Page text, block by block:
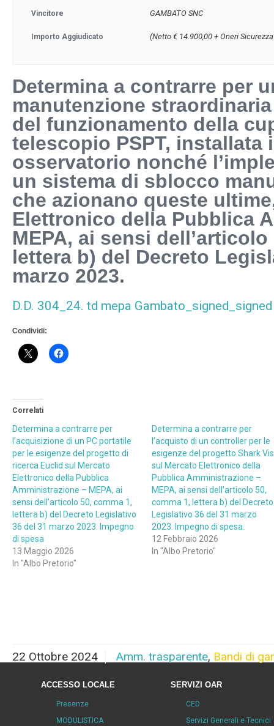
Vincitore GAMBATO SNC
Importo Aggiudicato (Netto € 14.900,00 + Oneri
Determina a contrarre per
manutenzione
del funzionamento della
telescopio PSPT, installata
osservatorio nonché
un sistema di sblocco
che azionano queste
Elettronico della Pubblica
MEPA, ai sensi
lettera b) del Decreto
marzo 2023.
D.D. 304_24. td mepa
Condividi:
Correlati
Determina a contrarre per
l’acquisizione di un PC portatile
per le esigenze del progetto di
ricerca Euclid sul Mercato
Elettronico della Pubblica
Amministrazione – MEPA, ai
sensi dell’articolo 50, comma 1,
lettera b) del Decreto Legislativo
36 del 31 marzo 2023. Impegno
di spesa
13 Maggio 2026
In "Albo Pretorio"
Determina a contrarre per
l’acquisto di un controller per le
esigenze del progetto Shark Vis
sul Mercato Elettronico della
Pubblica Amministrazione –
MEPA, ai sensi dell’articolo 50,
comma 1, lettera b) del Decreto
Legislativo 36 del 31 marzo
2023. Impegno di spesa.
12 Febbraio 2026
In "Albo Pretorio"
22 Ottobre 2024 Amm. trasparente, Bandi di
ACCESSO LOCALE
Presenze
MODULISTICA
SERVIZI OAR
CED
Servizi Generali e Tecnici